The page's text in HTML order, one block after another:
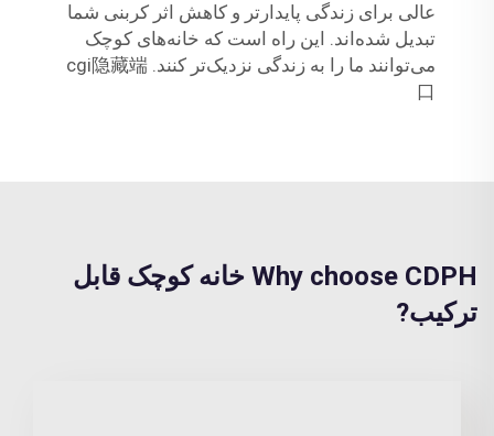
عالی برای زندگی پایدارتر و کاهش اثر کربنی شما
تبدیل شده‌اند. این راه است که خانه‌های کوچک
می‌توانند ما را به زندگی نزدیک‌تر کنند. cgi隐藏端
口
Why choose CDPH خانه کوچک قابل
ترکیب?